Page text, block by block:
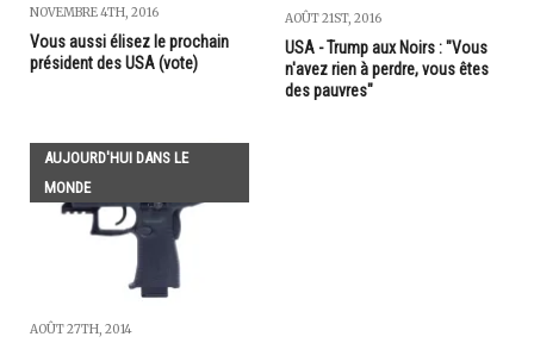
NOVEMBRE 4TH, 2016
Vous aussi élisez le prochain
président des USA (vote)
AOÛT 21ST, 2016
USA - Trump aux Noirs : "Vous
n'avez rien à perdre, vous êtes
des pauvres"
AUJOURD'HUI DANS LE
MONDE
AOÛT 27TH, 2014